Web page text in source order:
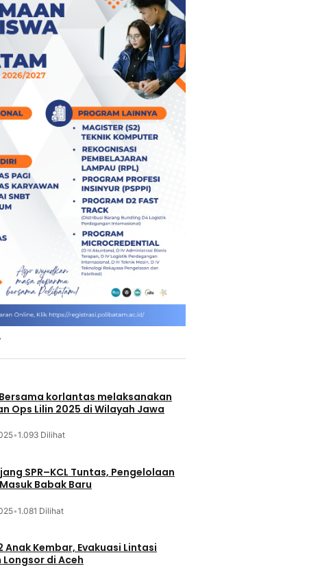
korlantas melaksanakan
Ops Lilin 2025 di Wilayah Jawa
•1.093 Dilihat
SPR–KCL Tuntas, Pengelolaan
Babak Baru
•1.081 Dilihat
Anak Kembar, Evakuasi Lintasi
Longsor di Aceh